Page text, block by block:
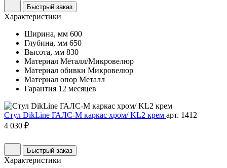
Быстрый заказ
Характеристики
Ширина, мм 600
Глубина, мм 650
Высота, мм 830
Материал Металл/Микровелюр
Материал обивки Микровелюр
Материал опор Металл
Гарантия 12 месяцев
Стул DikLine ГАЛС-М каркас хром/ KL2 крем арт. 1412
4 030 ₽
Быстрый заказ
Характеристики